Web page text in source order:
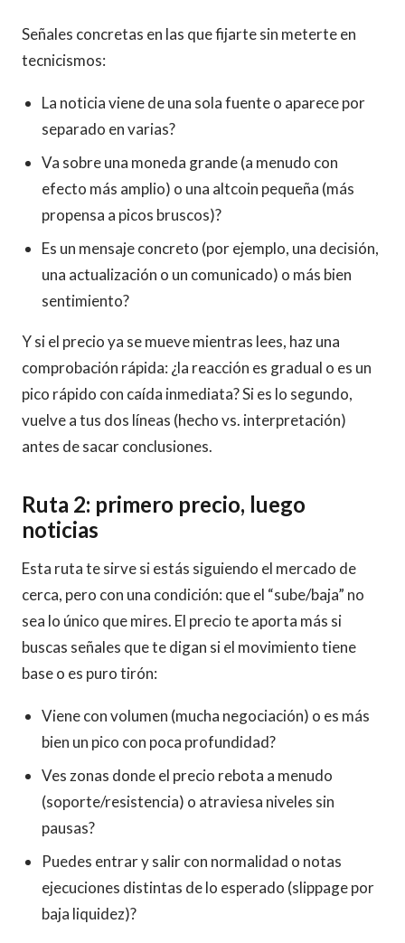
Señales concretas en las que fijarte sin meterte en
tecnicismos:
La noticia viene de una sola fuente o aparece por
separado en varias?
Va sobre una moneda grande (a menudo con
efecto más amplio) o una altcoin pequeña (más
propensa a picos bruscos)?
Es un mensaje concreto (por ejemplo, una decisión,
una actualización o un comunicado) o más bien
sentimiento?
Y si el precio ya se mueve mientras lees, haz una
comprobación rápida: ¿la reacción es gradual o es un
pico rápido con caída inmediata? Si es lo segundo,
vuelve a tus dos líneas (hecho vs. interpretación)
antes de sacar conclusiones.
Ruta 2: primero precio, luego
noticias
Esta ruta te sirve si estás siguiendo el mercado de
cerca, pero con una condición: que el “sube/baja” no
sea lo único que mires. El precio te aporta más si
buscas señales que te digan si el movimiento tiene
base o es puro tirón:
Viene con volumen (mucha negociación) o es más
bien un pico con poca profundidad?
Ves zonas donde el precio rebota a menudo
(soporte/resistencia) o atraviesa niveles sin
pausas?
Puedes entrar y salir con normalidad o notas
ejecuciones distintas de lo esperado (slippage por
baja liquidez)?